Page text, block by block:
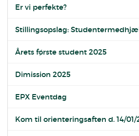
Er vi perfekte?
Stillingsopslag:
Årets første student 2025
Dimission 2025
EPX Eventdag
Kom til orienteringsaften d. 14/01/